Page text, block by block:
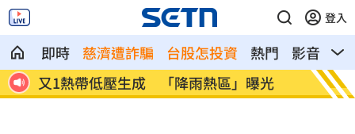
登入
即時 慈濟遭詐騙 台股怎投資 熱門 影音
熱
開
又1熱帶低壓生成 「降雨熱區」曝光
美伊
畫